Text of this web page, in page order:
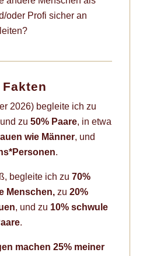
oder Profi sicher an
2026) begleite ich zu
zu 50% Paare, in etwa
wie Männer, und
.
begleite ich zu 70%
Menschen,zu 20%
, und zu 10% schwule
.
machen 25% meiner